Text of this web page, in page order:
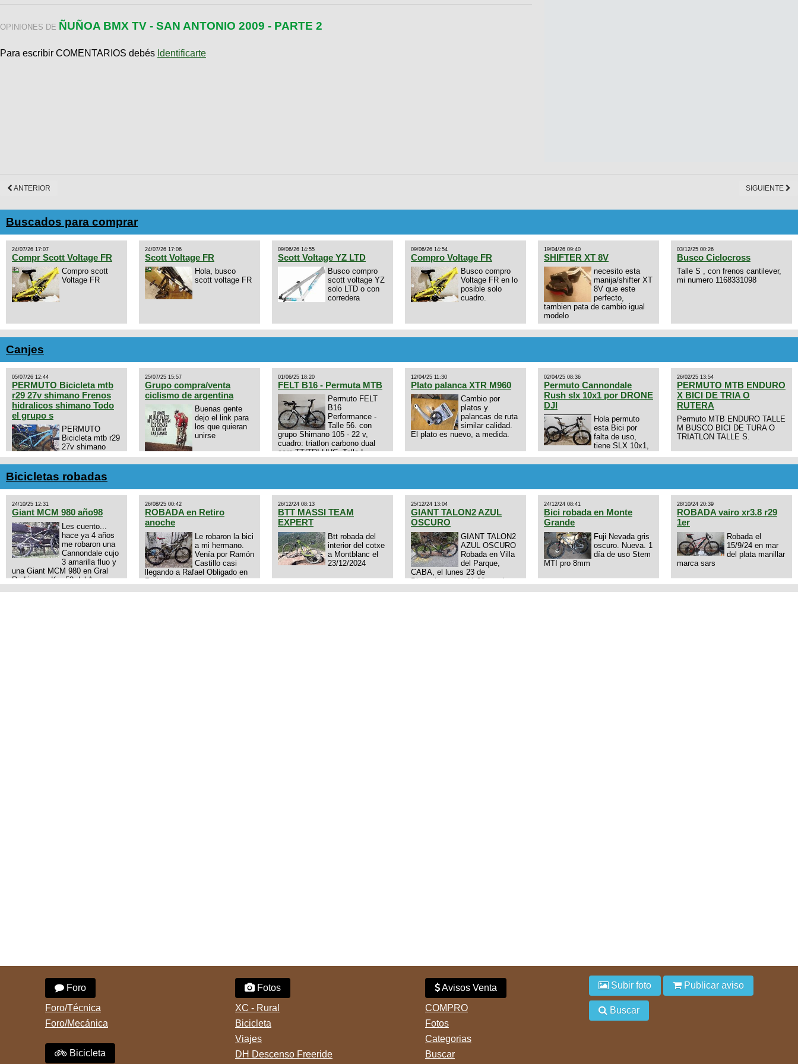
OPINIONES DE ÑUÑOA BMX TV - SAN ANTONIO 2009 - PARTE 2
Para escribir COMENTARIOS debés Identificarte
ANTERIOR SIGUIENTE
Buscados para comprar
24/07/26 17:07
Compr Scott Voltage FR
Compro scott
Voltage FR
24/07/26 17:06
Scott Voltage FR
Hola, busco
scott voltage FR
09/06/26 14:55
Scott Voltage YZ LTD
Busco compro
scott voltage YZ
solo LTD o con
corredera
09/06/26 14:54
Compro Voltage FR
Busco compro
Voltage FR en lo
posible solo
cuadro.
19/04/26 09:40
SHIFTER XT 8V
necesito esta
manija/shifter XT
8V que este
perfecto,
tambien pata de cambio igual
modelo
03/12/25 00:26
Busco Ciclocross
Talle S , con frenos cantilever,
mi numero 1168331098
Canjes
05/07/26 12:44
PERMUTO Bicicleta mtb
r29 27v shimano Frenos
hidralicos shimano Todo
el grupo s
PERMUTO
Bicicleta mtb r29
27v shimano
Frenos hidralicos
shimano Todo el grupo shimano
Talle s/m Permuto x pistera o
ruta talle s o m.
25/07/25 15:57
Grupo compra/venta
ciclismo de argentina
Buenas gente
dejo el link para
los que quieran
unirse
https://chat.whatsapp.com/E4N9zhVk9wHFFzK7T345Kn?
mode=ac_t
01/06/25 18:20
FELT B16 - Permuta MTB
Permuto FELT
B16
Performance -
Talle 56. con
grupo Shimano 105 - 22 v,
cuadro: triatlon carbono dual
aero TT/TRI UHC. Talle L.
12/04/25 11:30
Plato palanca XTR M960
Cambio por
platos y
palancas de ruta
similar calidad.
El plato es nuevo, a medida.
02/04/25 08:36
Permuto Cannondale
Rush slx 10x1 por DRONE
DJI
Hola permuto
esta Bici por
falta de uso,
tiene SLX 10x1,
Axon tope de gama con
drone de la marca Dji, les dejo
3434568861 saludos
26/02/25 13:54
PERMUTO MTB ENDURO
X BICI DE TRIA O
RUTERA
Permuto MTB ENDURO TALLE
M BUSCO BICI DE TURA O
TRIATLON TALLE S.
Bicicletas robadas
24/10/25 12:31
Giant MCM 980 año98
Les cuento...
hace ya 4 años
me robaron una
Cannondale cujo
3 amarilla fluo y
una Giant MCM 980 en Gral
Rodriguez. Km 53 del Acceso
26/08/25 00:42
ROBADA en Retiro
anoche
Le robaron la bici
a mi hermano.
Venía por Ramón
Castillo casi
llegando a Rafael Obligado en
Retiro (zona puerto) a eso de
26/12/24 08:13
BTT MASSI TEAM
EXPERT
Btt robada del
interior del cotxe
a Montblanc el
23/12/2024
25/12/24 13:04
GIANT TALON2 AZUL
OSCURO
GIANT TALON2
AZUL OSCURO
Robada en Villa
del Parque,
CABA, el lunes 23 de
Diciembre a las 11:38 am, hay
24/12/24 08:41
Bici robada en Monte
Grande
Fuji Nevada gris
oscuro. Nueva. 1
día de uso Stem
MTI pro 8mm
28/10/24 20:39
ROBADA vairo xr3.8 r29
1er
Robada el
15/9/24 en mar
del plata manillar
marca sars
Foro
Foro/Técnica
Foro/Mecánica
Bicicleta
Fotos
XC - Rural
Bicicleta
Viajes
DH Descenso Freeride
Avisos Venta
COMPRO
Fotos
Categorias
Buscar
Subir foto Publicar aviso
Buscar